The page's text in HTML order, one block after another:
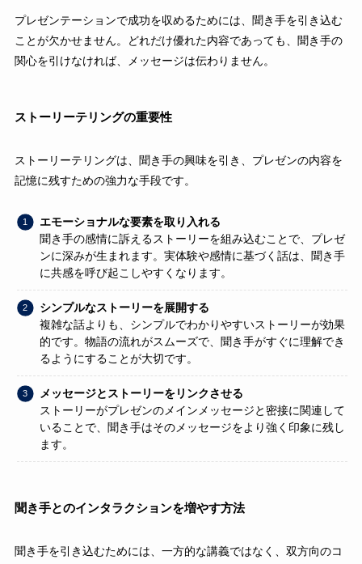
プレゼンテーションで成功を収めるためには、聞き手を引き込む
ことが欠かせません。どれだけ優れた内容であっても、聞き手の
関心を引けなければ、メッセージは伝わりません。
ストーリーテリングの重要性
ストーリーテリングは、聞き手の興味を引き、プレゼンの内容を
記憶に残すための強力な手段です。
エモーショナルな要素を取り入れる
聞き手の感情に訴えるストーリーを組み込むことで、プレゼ
ンに深みが生まれます。実体験や感情に基づく話は、聞き手
に共感を呼び起こしやすくなります。
シンプルなストーリーを展開する
複雑な話よりも、シンプルでわかりやすいストーリーが効果
的です。物語の流れがスムーズで、聞き手がすぐに理解でき
るようにすることが大切です。
メッセージとストーリーをリンクさせる
ストーリーがプレゼンのメインメッセージと密接に関連して
いることで、聞き手はそのメッセージをより強く印象に残し
ます。
聞き手とのインタラクションを増やす方法
聞き手を引き込むためには、一方的な講義ではなく、双方向のコ